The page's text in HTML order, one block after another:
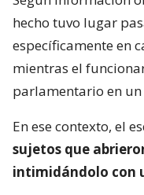
hecho tuvo lugar
específicamente en
mientras el
parlamentario en
En ese contexto, el
sujetos que
intimidándolo con